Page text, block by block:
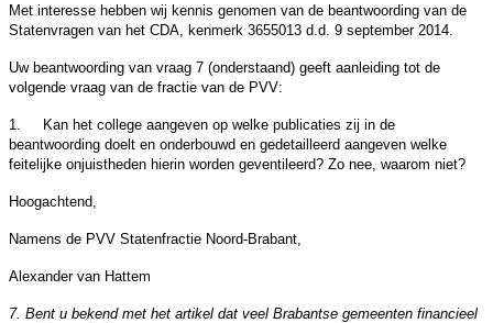
Met interesse hebben wij kennis genomen van de beantwoording van de
Statenvragen van het CDA, kenmerk 3655013 d.d. 9 september 2014.
Uw beantwoording van vraag 7 (onderstaand) geeft aanleiding tot de
volgende vraag van de fractie van de PVV:
1.
Kan het college aangeven op welke publicaties zij in de
beantwoording doelt en onderbouwd en gedetailleerd aangeven welke
feitelijke onjuistheden hierin worden geventileerd? Zo nee, waarom niet?
Hoogachtend,
Namens de PVV Statenfractie Noord-Brabant,
Alexander van Hattem
7. Bent u bekend met het artikel dat veel Brabantse gemeenten financieel